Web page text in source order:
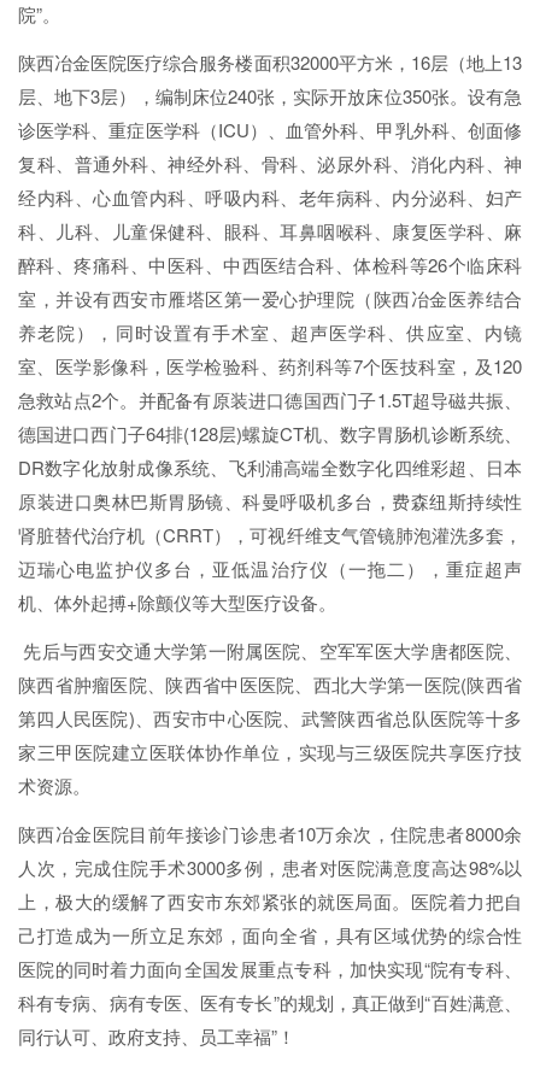
院”。
陕西冶金医院医疗综合服务楼面积32000平方米，16层（地上13
层、地下3层），编制床位240张，实际开放床位350张。设有急
诊医学科、重症医学科（ICU）、血管外科、甲乳外科、创面修
复科、普通外科、神经外科、骨科、泌尿外科、消化内科、神
经内科、心血管内科、呼吸内科、老年病科、内分泌科、妇产
科、儿科、儿童保健科、眼科、耳鼻咽喉科、康复医学科、麻
醉科、疼痛科、中医科、中西医结合科、体检科等26个临床科
室，并设有西安市雁塔区第一爱心护理院（陕西冶金医养结合
养老院），同时设置有手术室、超声医学科、供应室、内镜
室、医学影像科，医学检验科、药剂科等7个医技科室，及120
急救站点2个。并配备有原装进口德国西门子1.5T超导磁共振、
德国进口西门子64排(128层)螺旋CT机、数字胃肠机诊断系统、
DR数字化放射成像系统、飞利浦高端全数字化四维彩超、日本
原装进口奥林巴斯胃肠镜、科曼呼吸机多台，费森纽斯持续性
肾脏替代治疗机（CRRT），可视纤维支气管镜肺泡灌洗多套，
迈瑞心电监护仪多台，亚低温治疗仪（一拖二），重症超声
机、体外起搏+除颤仪等大型医疗设备。
先后与西安交通大学第一附属医院、空军军医大学唐都医院、
陕西省肿瘤医院、陕西省中医医院、西北大学第一医院(陕西省
第四人民医院)、西安市中心医院、武警陕西省总队医院等十多
家三甲医院建立医联体协作单位，实现与三级医院共享医疗技
术资源。
陕西冶金医院目前年接诊门诊患者10万余次，住院患者8000余
人次，完成住院手术3000多例，患者对医院满意度高达98%以
上，极大的缓解了西安市东郊紧张的就医局面。医院着力把自
己打造成为一所立足东郊，面向全省，具有区域优势的综合性
医院的同时着力面向全国发展重点专科，加快实现“院有专科、
科有专病、病有专医、医有专长”的规划，真正做到“百姓满意、
同行认可、政府支持、员工幸福”！